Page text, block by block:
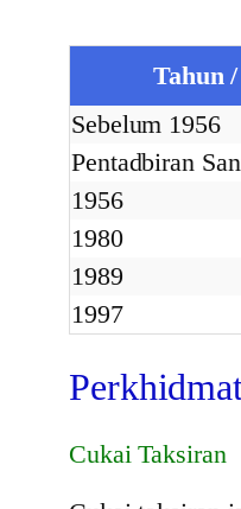
Tahun
Sebelum 1956
Pentadbiran
1956
1980
1989
1997
Cukai Taksiran